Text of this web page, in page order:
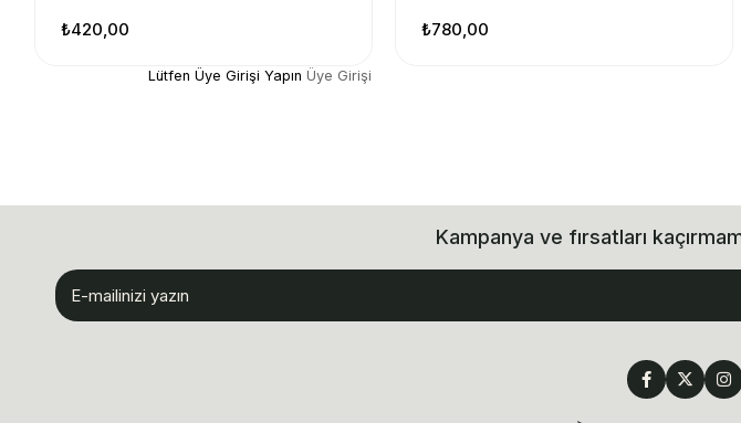
₺420,00 ₺780,00
Lütfen Üye Girişi Yapın Üye Girişi
Kampanya ve fırsatları